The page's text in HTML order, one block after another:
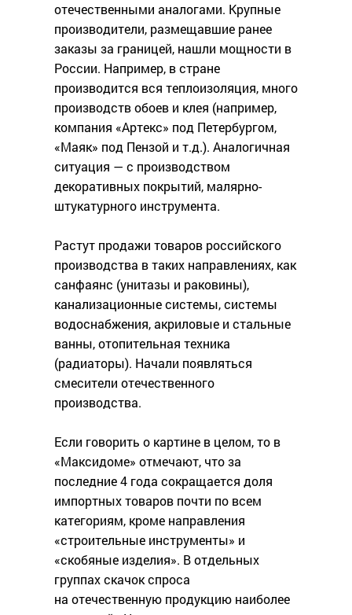
отечественными аналогами. Крупные
производители, размещавшие ранее
заказы за границей, нашли мощности в
России. Например, в стране
производится вся теплоизоляция, много
производств обоев и клея (например,
компания «Артекс» под Петербургом,
«Маяк» под Пензой и т.д.). Аналогичная
ситуация — с производством
декоративных покрытий, малярно-
штукатурного инструмента.
Растут продажи товаров российского
производства в таких направлениях, как
cанфаянс (унитазы и раковины),
канализационные системы, системы
водоснабжения, акриловые и стальные
ванны, отопительная техника
(радиаторы). Начали появляться
смесители отечественного
производства.
Если говорить о картине в целом, то в
«Максидоме» отмечают, что за
последние 4 года сокращается доля
импортных товаров почти по всем
категориям, кроме направления
«строительные инструменты» и
«скобяные изделия». В отдельных
группах скачок спроса
на отечественную продукцию наиболее